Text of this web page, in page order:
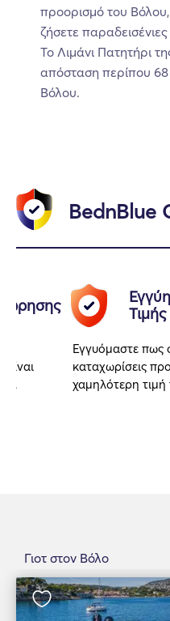
προορισμό του
ζήσετε
Το Λιμάνι Πατητήρι
απόσταση περίπου
Βόλου.
BednBlue
Τιμής
Εγγυόμαστε πως
καταχωρίσεις
χαμηλότερη
Γιοτ στον Βόλο